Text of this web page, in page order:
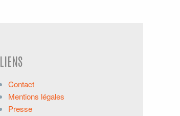
LIENS
Contact
Mentions légales
Presse